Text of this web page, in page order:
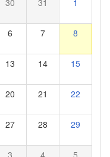
30 31 1
6 7 8
13 14 15
20 21 22
27 28 29